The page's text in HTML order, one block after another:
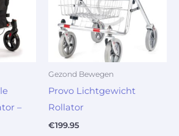
–
Gezond Bewegen
Provo Lichtgewicht
Rollator
€199.95